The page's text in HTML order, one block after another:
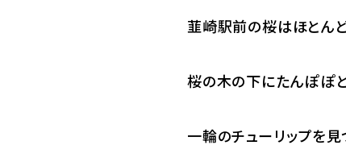
韮崎駅前の桜はほとん
桜の木の下にたんぽぽ
一輪のチューリップを見